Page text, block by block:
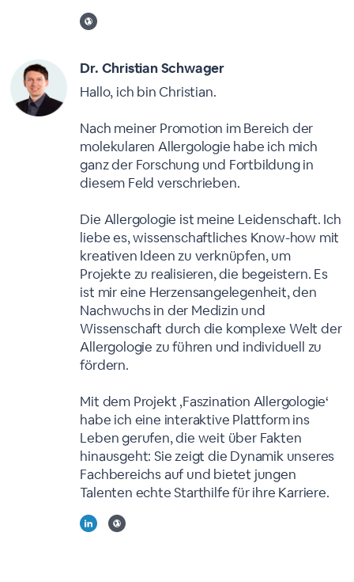
Dr. Christian Schwager
Hallo, ich bin Christian.
Nach meiner Promotion im Bereich der
molekularen Allergologie habe ich mich
ganz der Forschung und Fortbildung in
diesem Feld verschrieben.
Die Allergologie ist meine Leidenschaft. Ich
liebe es, wissenschaftliches Know-how mit
kreativen Ideen zu verknüpfen, um
Projekte zu realisieren, die begeistern. Es
ist mir eine Herzensangelegenheit, den
Nachwuchs in der Medizin und
Wissenschaft durch die komplexe Welt der
Allergologie zu führen und individuell zu
fördern.
Mit dem Projekt ‚Faszination Allergologie‘
habe ich eine interaktive Plattform ins
Leben gerufen, die weit über Fakten
hinausgeht: Sie zeigt die Dynamik unseres
Fachbereichs auf und bietet jungen
Talenten echte Starthilfe für ihre Karriere.